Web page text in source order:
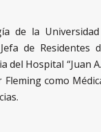
de la
de Residentes
Hospital “Juan
como